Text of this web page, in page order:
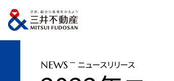
トップページ ニュースリリース
NEWS ニュースリリース